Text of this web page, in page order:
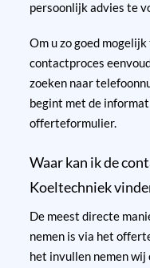
persoonlijk advies te
Om u zo goed
contactproces
zoeken naar
begint met de
offerteformulier.
Waar kan ik de
Koeltechniek
De meest directe
nemen is via het
het invullen nemen wij